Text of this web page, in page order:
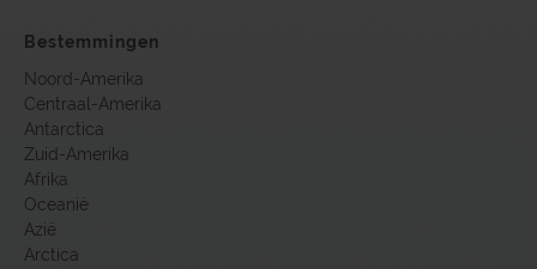
Bestemmingen
Noord-Amerika
Centraal-Amerika
Antarctica
Zuid-Amerika
Afrika
Oceanië
Azië
Arctica